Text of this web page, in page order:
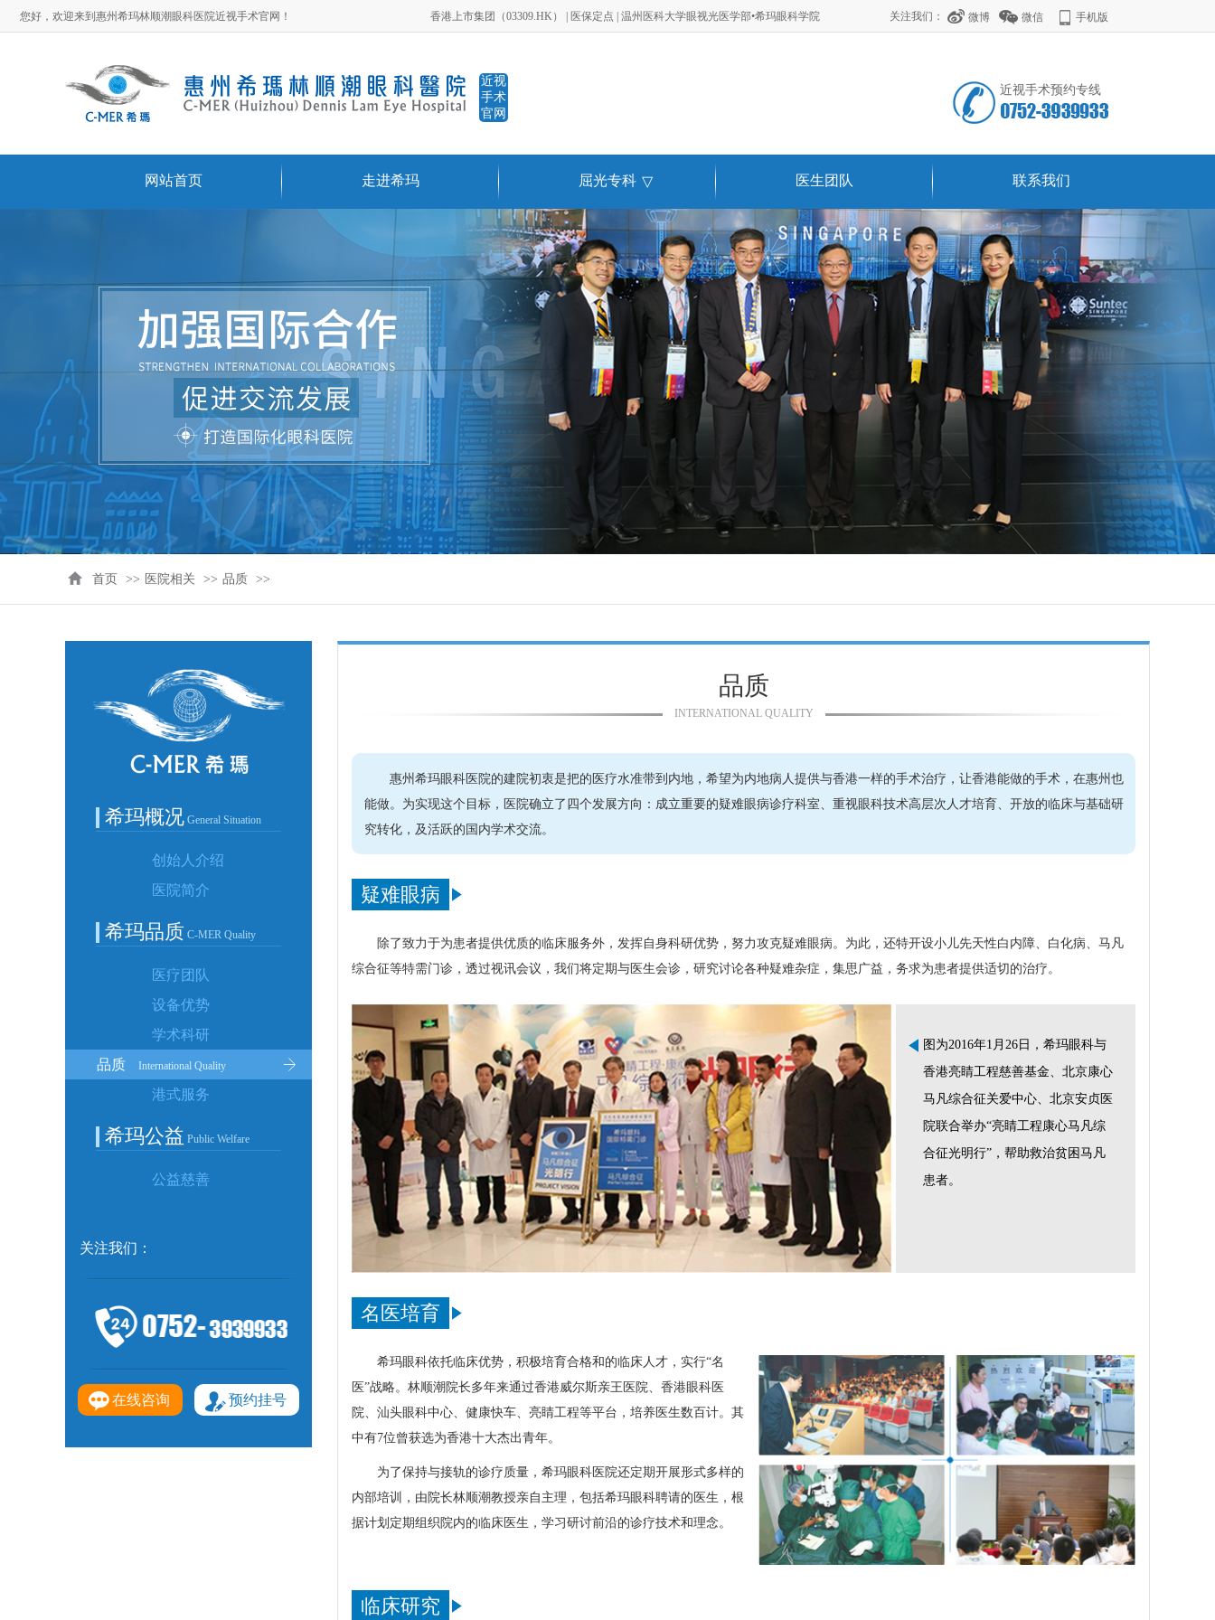
您好，欢迎来到惠州希玛林顺潮眼科医院近视手术官网！ 香港上市集团（03309.HK） | 医保定点 | 温州医科大学眼视光医学部•希玛眼科学院 关注我们： 微博 微信 手机版
近视
手术
官网
近视手术预约专线
网站首页 走进希玛 屈光专科 ▽ 医生团队 联系我们
首页 >> 医院相关 >> 品质 >>
希玛概况 General Situation
创始人介绍
医院简介
希玛品质 C-MER Quality
医疗团队
设备优势
学术科研
品质
International Quality
港式服务
希玛公益 Public Welfare
公益慈善
关注我们：
在线咨询 预约挂号
品质
INTERNATIONAL QUALITY
惠州希玛眼科医院的建院初衷是把的医疗水准带到内地，希望为内地病人提供与香港一样的手术治疗，让香港能做的手术，在惠州也
能做。为实现这个目标，医院确立了四个发展方向：成立重要的疑难眼病诊疗科室、重视眼科技术高层次人才培育、开放的临床与基础研
究转化，及活跃的国内学术交流。
疑难眼病
除了致力于为患者提供优质的临床服务外，发挥自身科研优势，努力攻克疑难眼病。为此，还特开设小儿先天性白内障、白化病、马凡
综合征等特需门诊，透过视讯会议，我们将定期与医生会诊，研究讨论各种疑难杂症，集思广益，务求为患者提供适切的治疗。
图为2016年1月26日，希玛眼科与
香港亮睛工程慈善基金、北京康心
马凡综合征关爱中心、北京安贞医
院联合举办“亮睛工程康心马凡综
合征光明行”，帮助救治贫困马凡
患者。
名医培育
希玛眼科依托临床优势，积极培育合格和的临床人才，实行“名
医”战略。林顺潮院长多年来通过香港威尔斯亲王医院、香港眼科医
院、汕头眼科中心、健康快车、亮睛工程等平台，培养医生数百计。其
中有7位曾获选为香港十大杰出青年。
为了保持与接轨的诊疗质量，希玛眼科医院还定期开展形式多样的
内部培训，由院长林顺潮教授亲自主理，包括希玛眼科聘请的医生，根
据计划定期组织院内的临床医生，学习研讨前沿的诊疗技术和理念。
临床研究